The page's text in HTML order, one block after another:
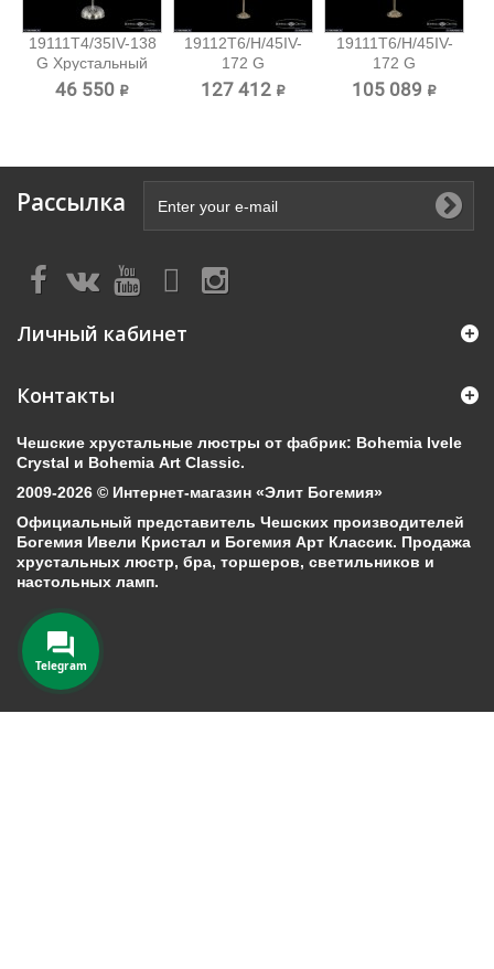
19111T4/35IV-138
G Хрустальный
торшер...
46 550 ₽
19112T6/H/45IV-
172 G
Хрустальный...
127 412 ₽
19111T6/H/45IV-
172 G
Хрустальный...
105 089 ₽
Рассылка
Личный кабинет
Контакты
Чешские хрустальные люстры от фабрик: Bohemia Ivele
Crystal и Bohemia Art Classic.
2009-2026 © Интернет-магазин «Элит Богемия»
Официальный представитель Чешских производителей
Богемия Ивели Кристал и Богемия Арт Классик. Продажа
хрустальных люстр, бра, торшеров, светильников и
настольных ламп.
Telegram